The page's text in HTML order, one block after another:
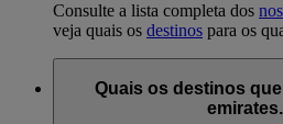
Consulte a lista completa dos
veja quais os destinos para os
Quais os destinos